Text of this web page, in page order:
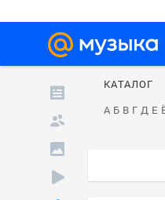
КАТАЛОГ
А Б В Г Д Е